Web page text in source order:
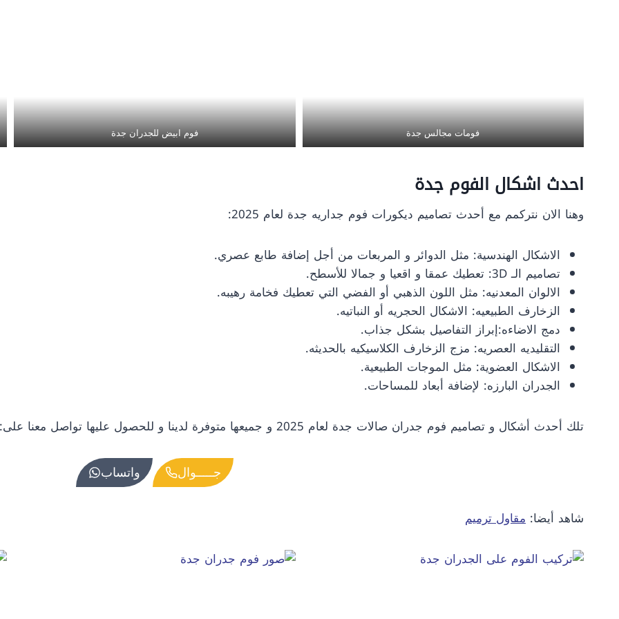
فومات مجالس جدة فوم ابيض للجدران جدة
احدث اشكال الفوم جدة
وهنا الان نتركمم مع أحدث تصاميم ديكورات فوم جداريه جدة لعام 2025:
الاشكال الهندسية: مثل الدوائر و المربعات من أجل إضافة طابع عصري.
تصاميم الـ 3D: تعطيك عمقا و اقعيا و جمالا للأسطح.
الالوان المعدنيه: مثل اللون الذهبي أو الفضي التي تعطيك فخامة رهيبه.
الزخارف الطبيعيه: الاشكال الحجريه أو النباتيه.
دمج الاضاءه:إبراز التفاصيل بشكل جذاب.
التقليديه العصريه: مزج الزخارف الكلاسيكيه بالحديثه.
الاشكال العضوية: مثل الموجات الطبيعية.
الجدران البارزه: لإضافة أبعاد للمساحات.
تلك أحدث أشكال و تصاميم فوم جدران صالات جدة لعام 2025 و جميعها متوفرة لدينا و للحصول عليها تواصل معنا على:
جـــــوال واتساب
شاهد أيضا: مقاول ترميم